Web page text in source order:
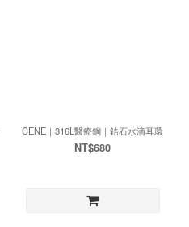
CENE｜316L醫療鋼｜鋯石水滴耳環
NT$680